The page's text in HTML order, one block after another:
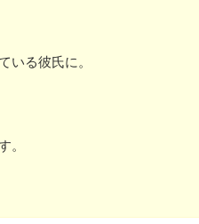
いる彼氏に。
。